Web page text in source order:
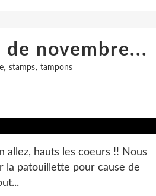
novembre...
, stamps, tampons
allez, hauts les coeurs !! Nous
la patouillette pour cause de